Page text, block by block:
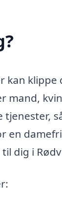
kan klippe
mand,
en
dig i